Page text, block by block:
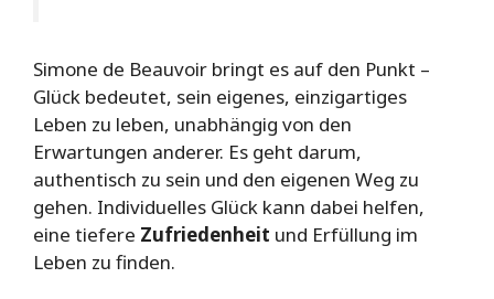
Simone de Beauvoir bringt es auf den Punkt –
Glück bedeutet, sein eigenes, einzigartiges
Leben zu leben, unabhängig von den
Erwartungen anderer. Es geht darum,
authentisch zu sein und den eigenen Weg zu
gehen. Individuelles Glück kann dabei helfen,
eine tiefere Zufriedenheit und Erfüllung im
Leben zu finden.